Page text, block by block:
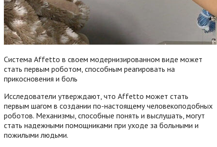
Система Affetto в своем модернизированном виде может
стать первым роботом, способным реагировать на
прикосновения и боль
Исследователи утверждают, что Affetto может стать
первым шагом в создании по-настоящему человекоподобных
роботов. Механизмы, способные понять и выслушать, могут
стать надежными помощниками при уходе за больными и
пожилыми людьми.